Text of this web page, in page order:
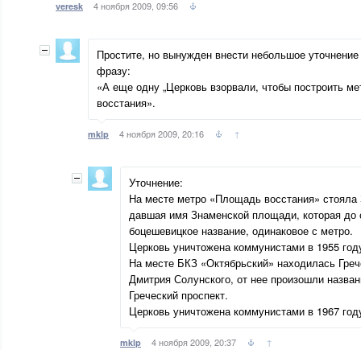
veresk 4 ноября 2009, 09:56
Простите, но вынужден внести небольшое
фразу:
«А еще одну „Церковь взорвали, чтобы построить
восстания».
mklp 4 ноября 2009, 20:16 ↑
Уточнение:
На месте метро «Площадь восстания» стояла
давшая имя Знаменской площади, которая до
боцешевицкое название, одинаковое с метро.
Церковь уничтожена коммунистами в 1955
На месте БКЗ «Октябрьский» находилась
Дмитрия Солунского, от нее произошли
Греческий проспект.
Церковь уничтожена коммунистами в 1967
mklp 4 ноября 2009, 20:37 ↑